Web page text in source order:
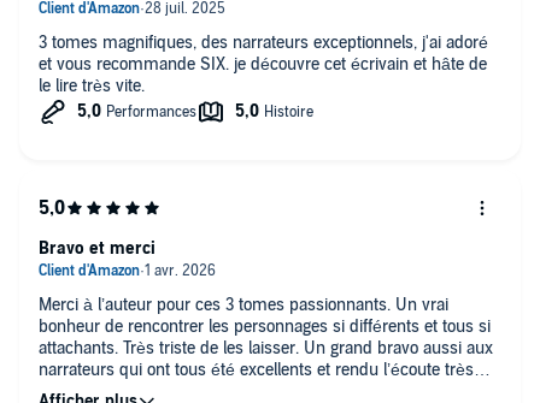
3 tomes magnifiques, des narrateurs exceptionnels, j'ai adoré
et vous recommande SIX. je découvre cet écrivain et hâte de
le lire très vite.
Merci à l’auteur pour ces 3 tomes passionnants. Un vrai
bonheur de rencontrer les personnages si différents et tous si
attachants. Très triste de les laisser. Un grand bravo aussi aux
narrateurs qui ont tous été excellents et rendu l’écoute très
captivante.
Bravo et merci